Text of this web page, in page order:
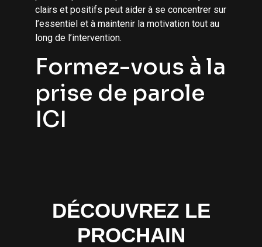
clairs et positifs peut aider à se concentrer sur
l’essentiel et à maintenir la motivation tout au
long de l’intervention.
Formez-vous à la
prise de parole
ICI
DÉCOUVREZ LE
PROCHAIN